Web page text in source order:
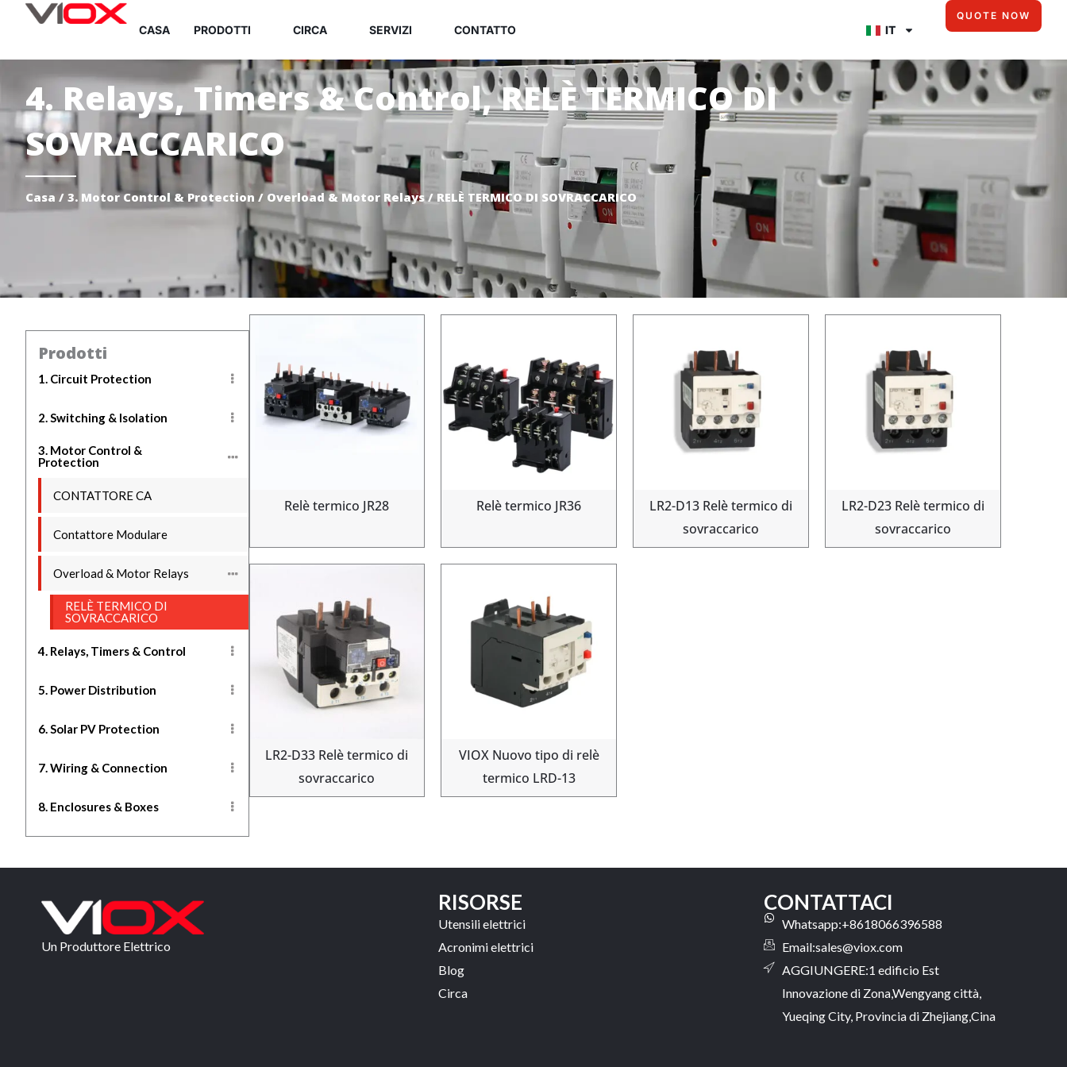
contenuto
CASA PRODOTTI CIRCA SERVIZI CONTATTO IT
QUOTE NOW
4. Relays, Timers & Control,RELÈ TERMICO DI
SOVRACCARICO
Casa / 3. Motor Control & Protection / Overload & Motor Relays/ RELÈ TERMICO DI SOVRACCARICO
Prodotti
1. Circuit Protection
2. Switching & Isolation
3. Motor Control &
Protection
CONTATTORE CA
Contattore Modulare
Overload & Motor Relays
RELÈ TERMICO DI
SOVRACCARICO
4. Relays, Timers & Control
5. Power Distribution
6. Solar PV Protection
7. Wiring & Connection
8. Enclosures & Boxes
Relè termico JR28 Relè termico JR36
LR2-D13 Relè termico di
sovraccarico
LR2-D23 Relè termico di
sovraccarico
LR2-D33 Relè termico di
sovraccarico
VIOX Nuovo tipo di relè
termico LRD-13
Un Produttore Elettrico
RISORSE
Utensili elettrici
Acronimi elettrici
Blog
Circa
CONTATTACI
Whatsapp:+8618066396588
Email:sales@viox.com
AGGIUNGERE:1 edificio Est
Innovazione di Zona,Wengyang città,
Yueqing City, Provincia di Zhejiang,Cina